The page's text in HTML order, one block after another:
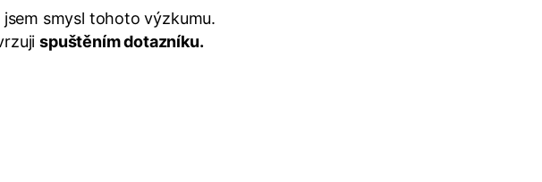
smysl tohoto výzkumu.
spuštěním dotazníku.